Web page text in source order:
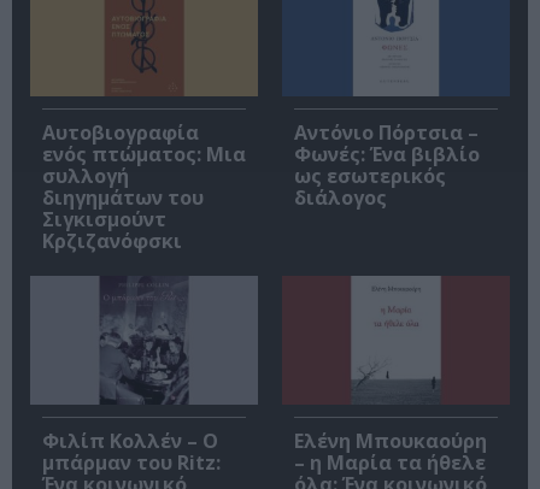
Αυτοβιογραφία
ενός πτώματος: Μια
συλλογή
διηγημάτων του
Σιγκισμούντ
Κρζιζανόφσκι
Αντόνιο Πόρτσια –
Φωνές: Ένα βιβλίο
ως εσωτερικός
διάλογος
Φιλίπ Κολλέν – Ο
μπάρμαν του Ritz:
Ελένη Μπουκαούρη
– η Μαρία τα ήθελε